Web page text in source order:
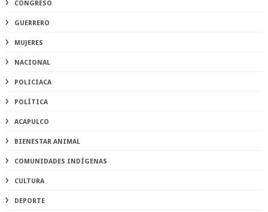
CONGRESO
GUERRERO
MUJERES
NACIONAL
POLICIACA
POLÍTICA
ACAPULCO
BIENESTAR ANIMAL
COMUNIDADES INDÍGENAS
CULTURA
DEPORTE